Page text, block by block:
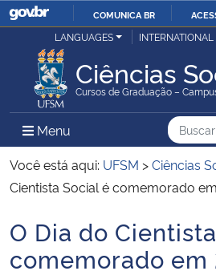
IR
O
COMUNICA BR
Ministério da Justiça e Segurança Pública
Ministério da Defesa
Ministério das Relações Exteriores
Ministério da Infraestrutura
LANGUAGES INTERNATIONAL
Ciências
Cursos de Graduação –
Menu Menu Principal do Sítio
Busca
Busca:
Você está aqui: UFSM >Ciências
Cientista Social é comemorado
Início do conteúdo
O Dia do
comemorado em